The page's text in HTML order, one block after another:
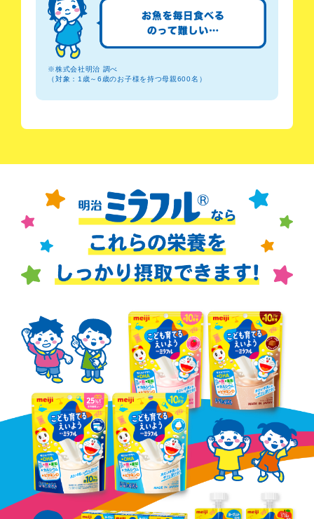
※株式会社明治 調べ
（対象：1歳～6歳のお子様を持つ母親600名）